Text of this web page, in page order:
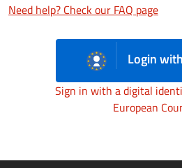
Need help? Check our FAQ page
Login
Sign in with a digital
European